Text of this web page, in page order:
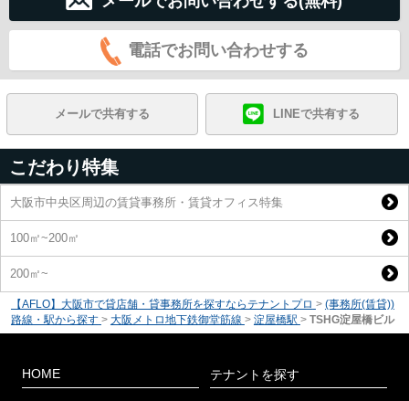
電話でお問い合わせする
メールで共有する LINEで共有する
こだわり特集
大阪市中央区周辺の賃貸事務所・賃貸オフィス特集
100㎡~200㎡
200㎡~
【AFLO】大阪市で貸店舗・貸事務所を探すならテナントプロ > (事務所(賃貸))
路線・駅から探す > 大阪メトロ地下鉄御堂筋線 > 淀屋橋駅 > TSHG淀屋橋ビル
HOME テナントを探す